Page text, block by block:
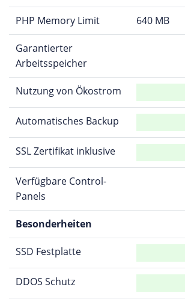
PHP Memory Limit 640 MB
Garantierter
Arbeitsspeicher
Nutzung von Ökostrom
Automatisches Backup
SSL Zertifikat inklusive
Verfügbare Control-
Panels
Besonderheiten
SSD Festplatte
DDOS Schutz